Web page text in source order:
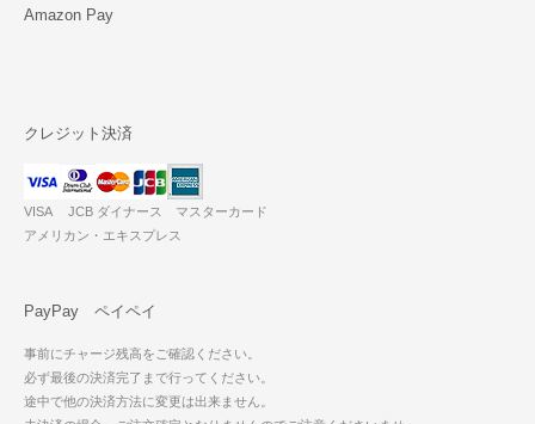
Amazon Pay
クレジット決済
VISA JCB ダイナース マスターカード
アメリカン・エキスプレス
PayPay ペイペイ
事前にチャージ残高をご確認ください。
必ず最後の決済完了まで行ってください。
途中で他の決済方法に変更は出来ません。